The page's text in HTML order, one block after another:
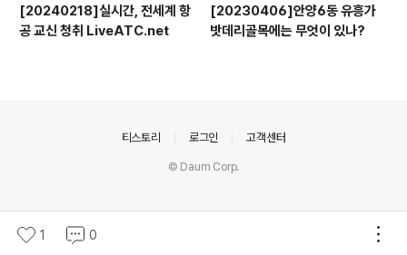
[20240218]실시간, 전세계 항
공 교신 청취 LiveATC.net
[20230406]안양6동 유흥가
밧데리골목에는 무엇이 있나?
1 0
티스토리 로그인 고객센터
© Daum Corp.